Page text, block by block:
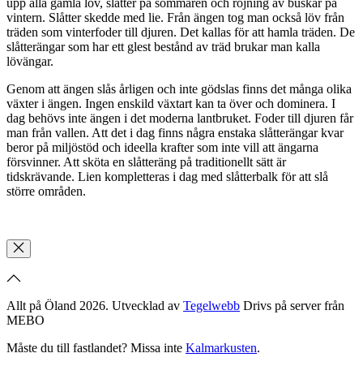
upp alla gamla löv, slåtter på sommaren och röjning av buskar på
vintern. Slåtter skedde med lie. Från ängen tog man också löv från
träden som vinterfoder till djuren. Det kallas för att hamla träden. De
slåtterängar som har ett glest bestånd av träd brukar man kalla
lövängar.
Genom att ängen slås årligen och inte gödslas finns det många olika
växter i ängen. Ingen enskild växtart kan ta över och dominera. I
dag behövs inte ängen i det moderna lantbruket. Foder till djuren får
man från vallen. Att det i dag finns några enstaka slåtterängar kvar
beror på miljöstöd och ideella krafter som inte vill att ängarna
försvinner. Att sköta en slåtteräng på traditionellt sätt är
tidskrävande. Lien kompletteras i dag med slåtterbalk för att slå
större områden.
Allt på Öland 2026. Utvecklad av Tegelwebb Drivs på server från
MEBO
Måste du till fastlandet? Missa inte Kalmarkusten.